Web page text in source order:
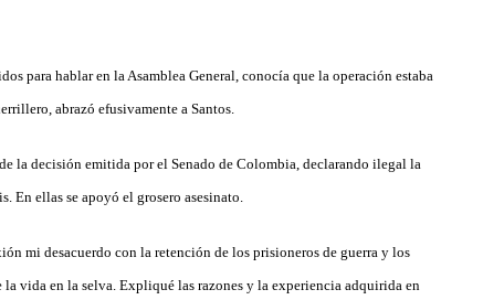
para hablar en la Asamblea General, conocía que la operación estaba
abrazó efusivamente a Santos.
la decisión emitida por el Senado de Colombia, declarando ilegal la
En ellas se apoyó el grosero asesinato.
mi desacuerdo con la retención de los prisioneros de guerra y los
vida en la selva. Expliqué las razones y la experiencia adquirida en